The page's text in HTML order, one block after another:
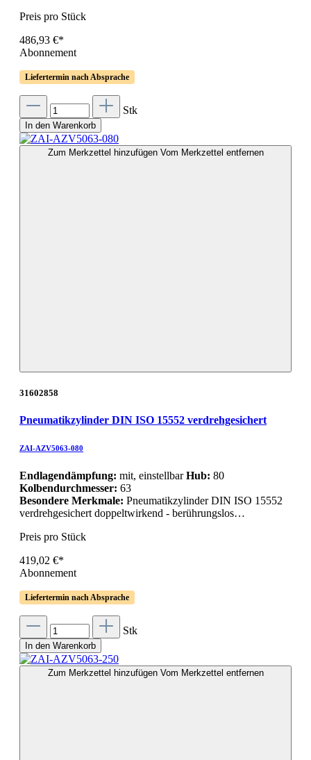
Preis pro Stück
486,93 €*
Abonnement
Liefertermin nach Absprache
Stk
In den Warenkorb
Zum Merkzettel hinzufügen Vom Merkzettel entfernen
31602858
Pneumatikzylinder DIN ISO 15552 verdrehgesichert
ZAI-AZV5063-080
Endlagendämpfung: mit, einstellbarHub: 80
Kolbendurchmesser: 63
Besondere Merkmale: Pneumatikzylinder DIN ISO 15552
verdrehgesichert doppeltwirkend - berührungslos…
Preis pro Stück
419,02 €*
Abonnement
Liefertermin nach Absprache
Stk
In den Warenkorb
Zum Merkzettel hinzufügen Vom Merkzettel entfernen